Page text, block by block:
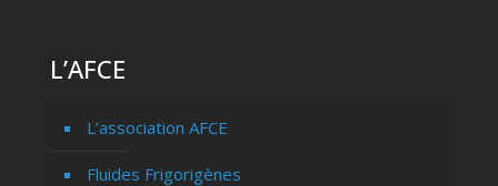
L’AFCE
L’association AFCE
Fluides Frigorigènes